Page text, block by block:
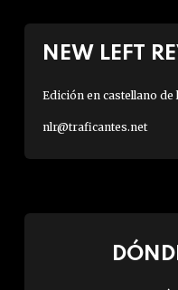
NEW LEFT
Edición en castellano de
nlr@traficantes.net